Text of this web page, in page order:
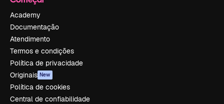
Academy
Documentação
Atendimento
Termos e condições
Política de privacidade
Originais New
Política de cookies
Central de confiabilidade